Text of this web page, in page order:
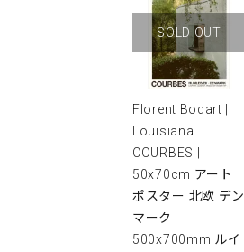
SOLD OUT
Florent Bodart |
Louisiana
COURBES |
50x70cm アート
ポスター 北欧 デン
マーク
500x700mm ルイ